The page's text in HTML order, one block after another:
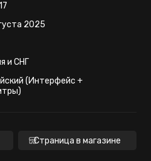
2025
и СНГ
(Интерфейс +
Страница в магазине